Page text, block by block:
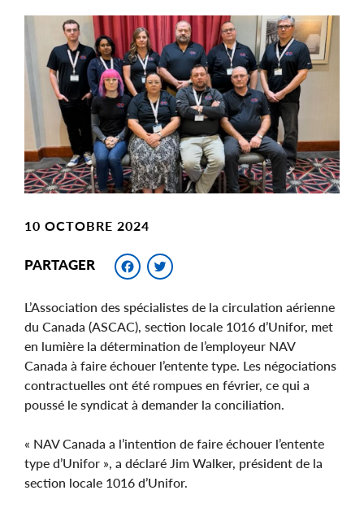
Main
Image
Image
10 OCTOBRE 2024
PARTAGER Facebook
L’Association des spécialistes de la circulation aérienne
du Canada (ASCAC), section locale 1016 d’Unifor, met
en lumière la détermination de l’employeur NAV
Canada à faire échouer l’entente type. Les négociations
contractuelles ont été rompues en février, ce qui a
poussé le syndicat à demander la conciliation.
« NAV Canada a l’intention de faire échouer l’entente
type d’Unifor », a déclaré Jim Walker, président de la
section locale 1016 d’Unifor.